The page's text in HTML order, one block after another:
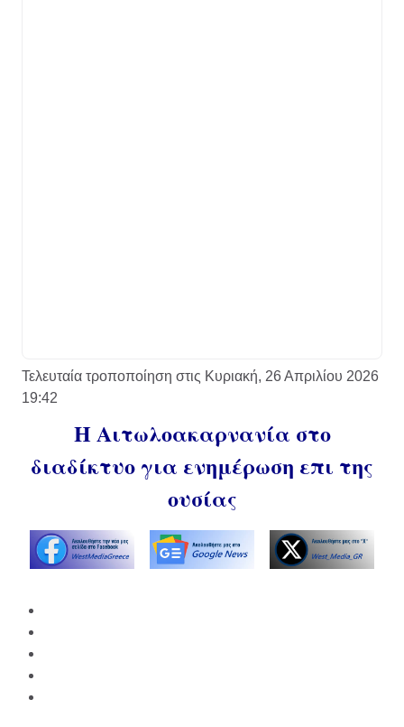
Τελευταία τροποποίηση στις Κυριακή, 26 Απριλίου 2026
19:42
Η Αιτωλοακαρνανία στο
διαδίκτυο για ενημέρωση επι της
ουσίας